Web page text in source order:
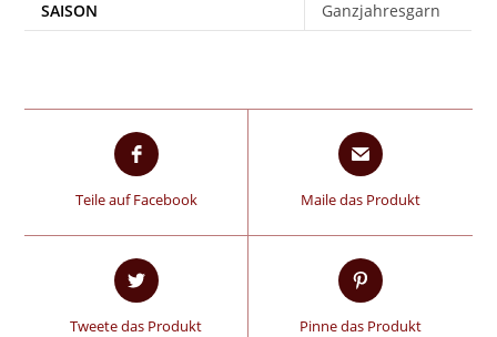
SAISON Ganzjahresgarn
Teile auf Facebook Maile das Produkt
Tweete das Produkt Pinne das Produkt